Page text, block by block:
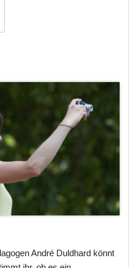
André Duldhard könnt